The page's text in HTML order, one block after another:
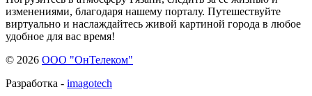
изменениями, благодаря нашему порталу. Путешествуйте
виртуально и наслаждайтесь живой картиной города в любое
удобное для вас время!
© 2026 ООО "ОнТелеком"
Разработка - imagotech